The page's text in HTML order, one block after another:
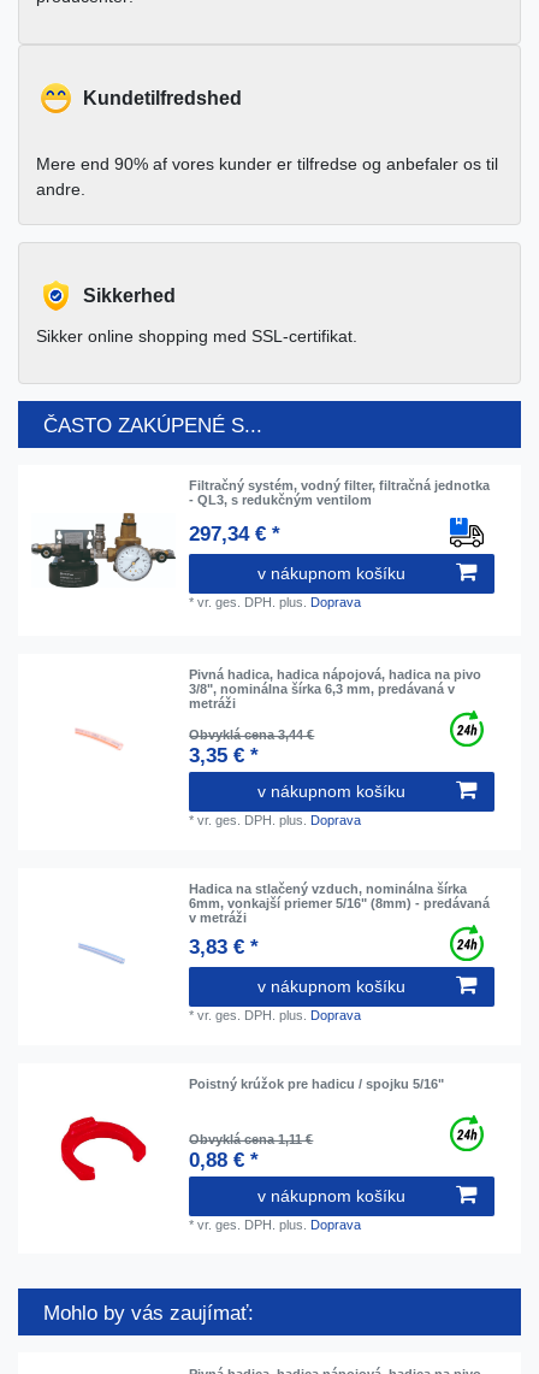
Kundetilfredshed
Mere end 90% af vores kunder er tilfredse og anbefaler os til
andre.
Sikkerhed
Sikker online shopping med SSL-certifikat.
ČASTO ZAKÚPENÉ S...
Filtračný systém, vodný filter, filtračná jednotka
- QL3, s redukčným ventilom
297,34 € *
v nákupnom košíku
*vr. ges. DPH. plus. Doprava
Pivná hadica, hadica nápojová, hadica na pivo
3/8", nominálna šírka 6,3 mm, predávaná v
metráži
Obvyklá cena 3,44 €
3,35 € *
v nákupnom košíku
*vr. ges. DPH. plus. Doprava
Hadica na stlačený vzduch, nominálna šírka
6mm, vonkajší priemer 5/16" (8mm) - predávaná
v metráži
3,83 € *
v nákupnom košíku
*vr. ges. DPH. plus. Doprava
Poistný krúžok pre hadicu / spojku 5/16"
Obvyklá cena 1,11 €
0,88 € *
v nákupnom košíku
*vr. ges. DPH. plus. Doprava
Mohlo by vás zaujímať: